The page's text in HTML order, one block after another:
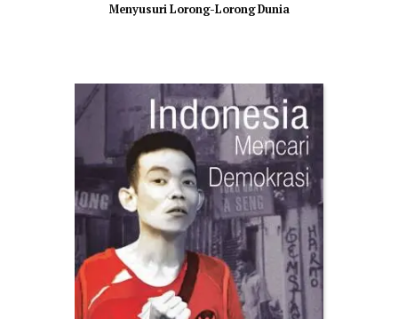
Menyusuri Lorong-Lorong Dunia